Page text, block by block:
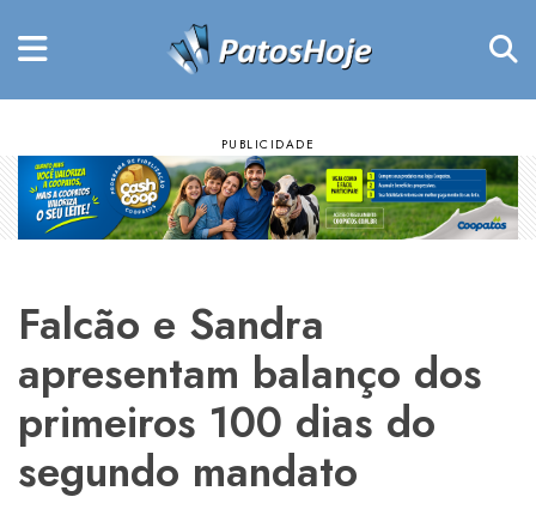
Falcão e Sandra
apresentam balanço dos
primeiros 100 dias do
segundo mandato